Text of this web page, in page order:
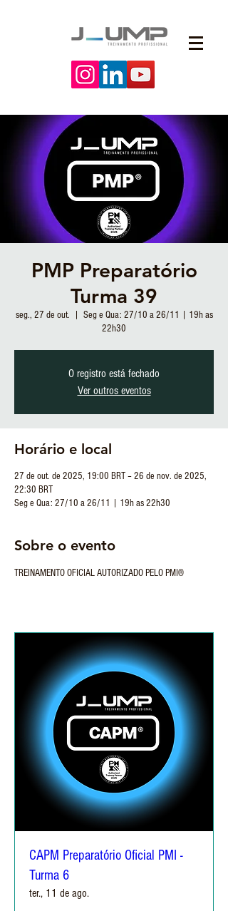
PMP Preparatório
Turma 39
seg., 27 de out.
Seg e Qua: 27/10 a 26/11 | 19h as
22h30
O registro está fechado
Ver outros eventos
Horário e local
27 de out. de 2025, 19:00 BRT – 26 de nov. de 2025,
22:30 BRT
Seg e Qua: 27/10 a 26/11 | 19h as 22h30
Sobre o evento
TREINAMENTO OFICIAL AUTORIZADO PELO PMI®
CAPM Preparatório Oficial PMI -
Turma 6
ter., 11 de ago.